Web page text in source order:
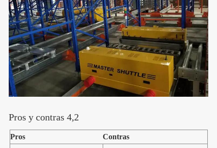
Pros y contras 4,2
Pros Contras